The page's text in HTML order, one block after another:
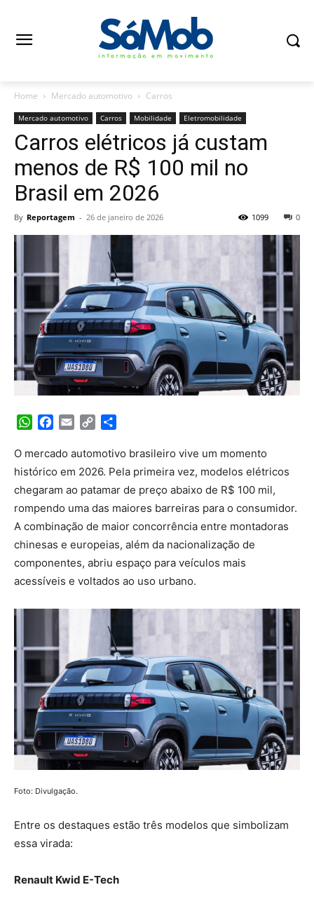
Home Mercado automotivo Carros
Mercado automotivo Carros Mobilidade Eletromobilidade
Carros elétricos já custam
menos de R$ 100 mil no
Brasil em 2026
By Reportagem - 26 de janeiro de 2026 0
1099
WhatsApp
Facebook
Email Copy
O mercado automotivo brasileiro vive um momento
histórico em 2026. Pela primeira vez, modelos elétricos
chegaram ao patamar de preço abaixo de R$ 100 mil,
rompendo uma das maiores barreiras para o consumidor.
A combinação de maior concorrência entre montadoras
chinesas e europeias, além da nacionalização de
componentes, abriu espaço para veículos mais
acessíveis e voltados ao uso urbano.
Foto: Divulgação.
Entre os destaques estão três modelos que simbolizam
essa virada:
Renault Kwid E-Tech